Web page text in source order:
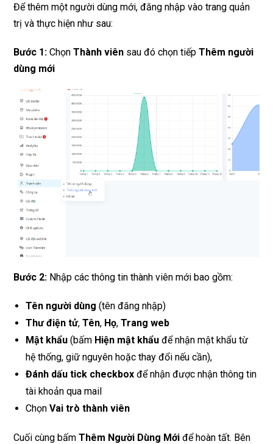
Để thêm một người dùng mới, đăng nhập vào trang quản
trị và thực hiện như sau:
Bước 1: Chọn Thành viên sau đó chọn tiếp Thêm người
dùng mới
Bước 2: Nhập các thông tin thành viên mới bao gồm:
Tên người dùng (tên đăng nhập)
Thư điện tử, Tên, Họ, Trang web
Mật khẩu (bấm Hiện mật khẩu để nhận mật khẩu từ
hệ thống, giữ nguyên hoặc thay đổi nếu cần),
Đánh dấu tick checkbox để nhận được nhận thông tin
tài khoản qua mail
Chọn Vai trò thành viên
Cuối cùng bấm Thêm Người Dùng Mới để hoàn tất. Bên